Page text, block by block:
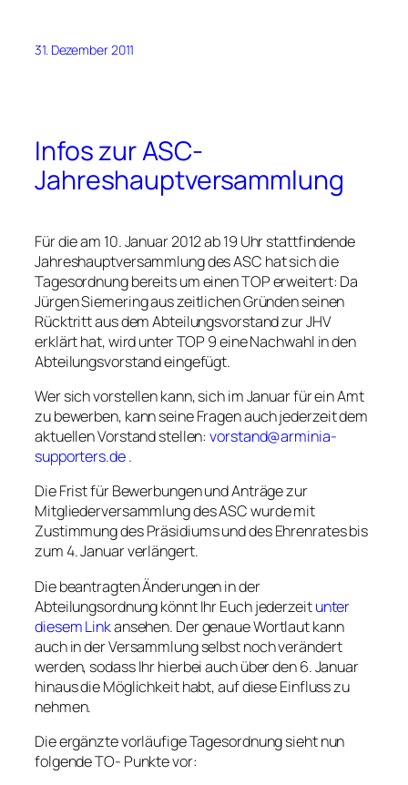
31. Dezember 2011
Infos zur ASC-
Jahreshauptversammlung
Für die am 10. Januar 2012 ab 19 Uhr stattfindende
Jahreshauptversammlung des ASC hat sich die
Tagesordnung bereits um einen TOP erweitert: Da
Jürgen Siemering aus zeitlichen Gründen seinen
Rücktritt aus dem Abteilungsvorstand zur JHV
erklärt hat, wird unter TOP 9 eine Nachwahl in den
Abteilungsvorstand eingefügt.
Wer sich vorstellen kann, sich im Januar für ein Amt
zu bewerben, kann seine Fragen auch jederzeit dem
aktuellen Vorstand stellen:vorstand@arminia-
supporters.de.
Die Frist für Bewerbungen und Anträge zur
Mitgliederversammlung des ASC wurde mit
Zustimmung des Präsidiums und des Ehrenrates bis
zum 4. Januar verlängert.
Die beantragten Änderungen in der
Abteilungsordnung könnt Ihr Euch jederzeitunter
diesem Linkansehen. Der genaue Wortlaut kann
auch in der Versammlung selbst noch verändert
werden, sodass Ihr hierbei auch über den 6. Januar
hinaus die Möglichkeit habt, auf diese Einfluss zu
nehmen.
Die ergänzte vorläufige Tagesordnung sieht nun
folgende TO- Punkte vor: